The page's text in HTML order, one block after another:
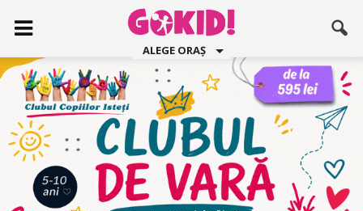
ALEGE ORAȘ